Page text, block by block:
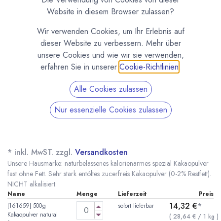
Kakaopulver natural - Sehr stark entölt 0 - 2 %
* inkl. MwST. zzgl. Versandkosten
Unsere Hausmarke: naturbelassenes kalorienarmes spezial Kakaopulver
fast ohne Fett. Sehr stark entöltes zucerfreis Kakaopulver (0-2% Restfett).
NICHT alkalisiert.
Name Menge Lieferzeit
Preis
[161659] 500g
Kakaopulver natural
sofort lieferbar 14,32 €*
(28,64 € /1 kg )
Website in diesem Browser zulassen?
Wir verwenden Cookies, um Ihr Erlebnis auf
dieser Website zu verbessern. Mehr über
unsere Cookies und wie wir sie verwenden,
erfahren Sie in unserer Cookie-Richtlinien
Alle Cookies zulassen
Nur essenzielle Cookies zulassen